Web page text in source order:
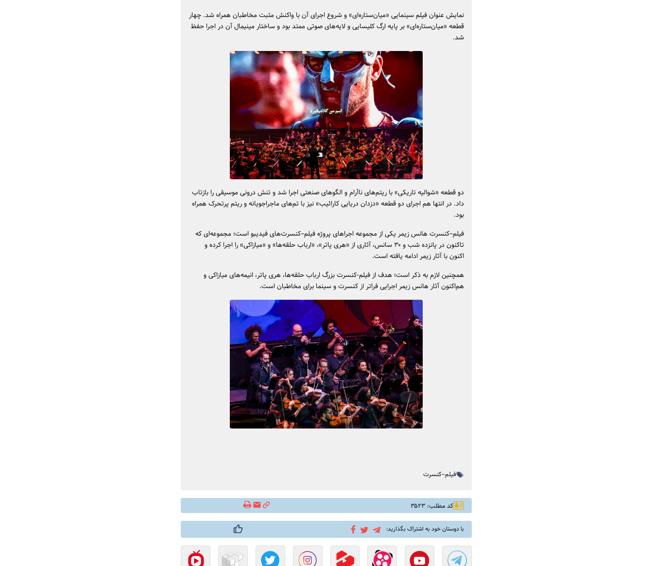
نمایش عنوان فیلم سینمایی «میان‌ستاره‌ای» و شروع اجرای آن با واکنش مثبت مخاطبان همراه شد. چهار
قطعه «میان‌ستاره‌ای» بر پایه ارگ کلیسایی و لایه‌های صوتی ممتد بود و ساختار مینیمال آن در اجرا حفظ
شد.
دو قطعه «شوالیه تاریکی» با ریتم‌های ناآرام و الگوهای صنعتی اجرا شد و تنش درونی موسیقی را بازتاب
داد. در انتها هم اجرای دو قطعه «دزدان دریایی کارائیب» نیز با تم‌های ماجراجویانه و ریتم پرتحرک همراه
بود.
فیلم‌–کنسرت هانس زیمر یکی از مجموعه اجراهای پروژه فیلم‌–کنسرت‌های فیدیبو است؛ مجموعه‌ای که
تاکنون در پانزده شب و ۳۰ سانس، آثاری از «هری پاتر»، «ارباب حلقه‌ها» و «میا‌زاکی» را اجرا کرده و
اکنون با آثار زیمر ادامه یافته است.
همچنین لازم به ذکر است؛ هدف از فیلم-کنسرت بزرگ ارباب حلقه‌ها، هری پاتر، انیمه‌های میازاکی و
هم‌اکنون آثار هانس زیمر اجرایی فراتر از کنسرت و سینما برای مخاطبان است.
فیلم‌–کنسرت
کد مطلب: ۳۵۲۳
با دوستان خود به اشتراک بگذارید: